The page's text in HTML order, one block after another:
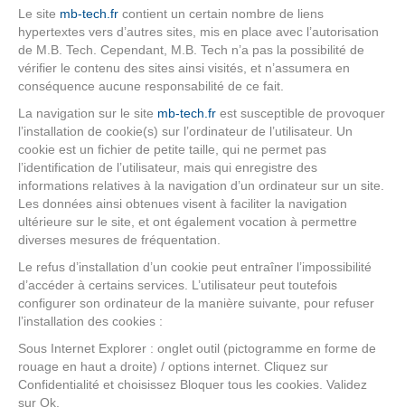
Le site mb-tech.fr contient un certain nombre de liens
hypertextes vers d’autres sites, mis en place avec l’autorisation
de M.B. Tech. Cependant, M.B. Tech n’a pas la possibilité de
vérifier le contenu des sites ainsi visités, et n’assumera en
conséquence aucune responsabilité de ce fait.
La navigation sur le site mb-tech.fr est susceptible de provoquer
l’installation de cookie(s) sur l’ordinateur de l’utilisateur. Un
cookie est un fichier de petite taille, qui ne permet pas
l’identification de l’utilisateur, mais qui enregistre des
informations relatives à la navigation d’un ordinateur sur un site.
Les données ainsi obtenues visent à faciliter la navigation
ultérieure sur le site, et ont également vocation à permettre
diverses mesures de fréquentation.
Le refus d’installation d’un cookie peut entraîner l’impossibilité
d’accéder à certains services. L’utilisateur peut toutefois
configurer son ordinateur de la manière suivante, pour refuser
l’installation des cookies :
Sous Internet Explorer : onglet outil (pictogramme en forme de
rouage en haut a droite) / options internet. Cliquez sur
Confidentialité et choisissez Bloquer tous les cookies. Validez
sur Ok.